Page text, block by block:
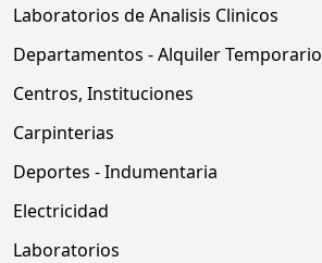
Laboratorios de Analisis Clinicos
Departamentos - Alquiler Temporario
Centros, Instituciones
Carpinterias
Deportes - Indumentaria
Electricidad
Laboratorios